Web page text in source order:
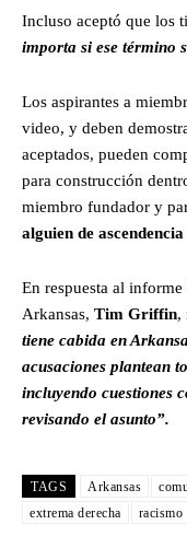
Incluso aceptó que los
importa si ese término
Los aspirantes a
video, y deben
aceptados, pueden
para construcción
miembro fundador y
alguien de
En respuesta al informe
Arkansas, Tim Griffin,
tiene cabida en
acusaciones plantean
incluyendo cuestiones
revisando el asunto”.
TAGS Arkansas
extrema derecha
racismo